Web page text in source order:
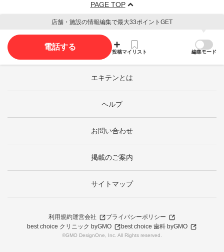
PAGE TOP
店舗・施設の情報編集で最大33ポイントGET
電話する
投稿マイリスト 編集モード
エキテンとは
ヘルプ
お問い合わせ
掲載のご案内
サイトマップ
利用規約運営会社
プライバシーポリシー
best choice クリニック byGMO
best choice 歯科 byGMO
©GMO DesignOne, Inc. All Rights reserved.